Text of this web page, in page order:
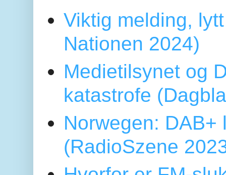
Viktig melding,
Nationen 2024)
Medietilsynet og
katastrofe
Norwegen:
(RadioSzene